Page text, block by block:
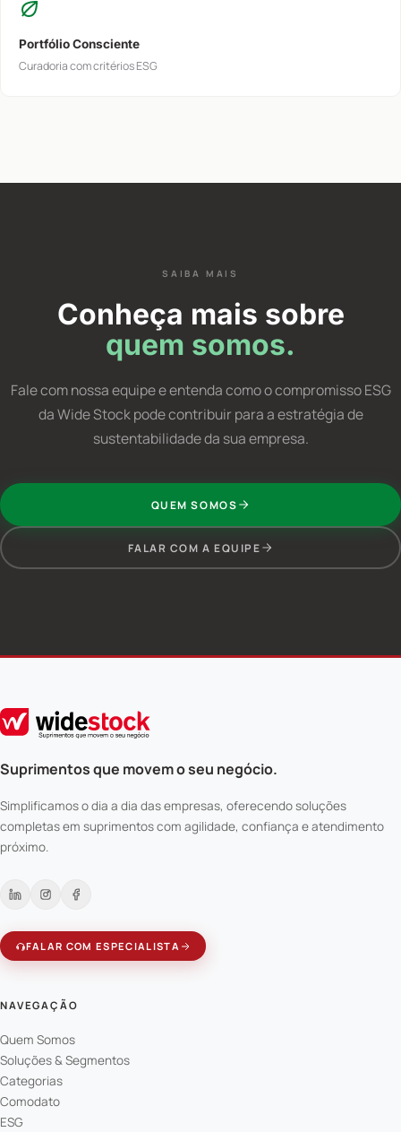
Portfólio Consciente
Curadoria com critérios ESG
SAIBA MAIS
Conheça mais sobre
quem somos.
Fale com nossa equipe e entenda como o compromisso ESG
da Wide Stock pode contribuir para a estratégia de
sustentabilidade da sua empresa.
QUEM SOMOS
FALAR COM A EQUIPE
Suprimentos que movem o seu negócio.
Simplificamos o dia a dia das empresas, oferecendo soluções
completas em suprimentos com agilidade, confiança e atendimento
próximo.
FALAR COM ESPECIALISTA
NAVEGAÇÃO
Quem Somos
Soluções & Segmentos
Categorias
Comodato
ESG